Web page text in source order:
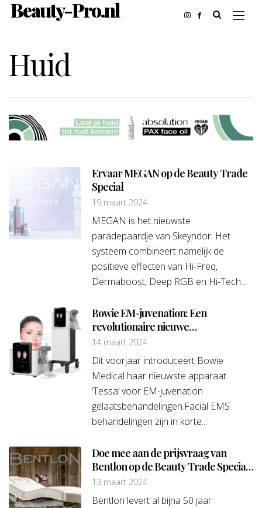
Beauty-Pro.nl
Huid
Ervaar MEGAN op de Beauty Trade
Special
19 maart 2024
MEGAN is het nieuwste
paradepaardje van Skeyndor. Het
systeem combineert namelijk de
positieve effecten van Hi-Freq,
Dermaboost, Deep RGB en Hi-Tech...
Bowie EM-juvenation: Een
revolutionaire nieuwe
gezichtsbehandeling
14 maart 2024
Dit voorjaar introduceert Bowie
Medical haar nieuwste apparaat
‘Tessa’ voor EM-juvenation
gelaatsbehandelingen.Facial EMS
behandelingen zijn in korte...
Doe mee aan de prijsvraag van
Bentlon op de Beauty Trade Special
en maak kans op een uniek
kunstwerk
13 maart 2024
Bentlon levert al bijna 50 jaar